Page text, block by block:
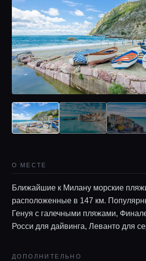
Локации
Гиды
О МЕСТЕ
Ближайшие к Милану морские
расположенные в 147 км.
Генуя с галечными пляжами,
Росси для дайвинга, Леванто для
ДОПОЛНИТЕЛЬНО